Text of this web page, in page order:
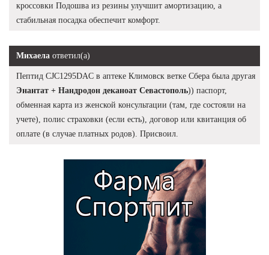
кроссовки Подошва из резины улучшит амортизацию, а
стабильная посадка обеспечит комфорт.
Михаела ответил(а)
Пептид CJC1295DAC в аптеке Климовск ветке Сбера была другая
Энантат + Нандродон деканоат Севастополь)) паспорт,
обменная карта из женской консультации (там, где состояли на
учете), полис страховки (если есть), договор или квитанция об
оплате (в случае платных родов). Присвоил.